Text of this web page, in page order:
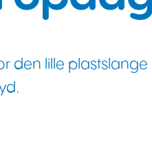
den lille